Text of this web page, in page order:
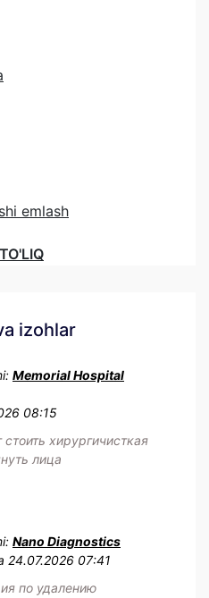
emlash
izohlar
Memorial Hospital
08:15
хирургичисткая
лица
Nano Diagnostics
24.07.2026 07:41
по удалению